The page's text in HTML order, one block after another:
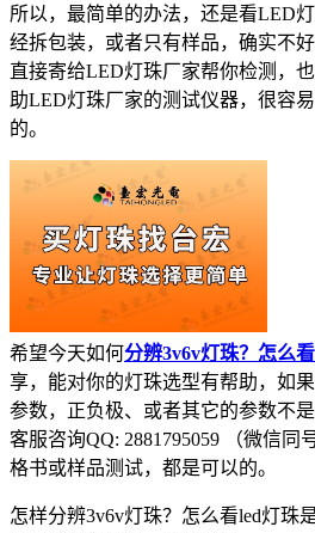
所以，最简单的办法，还是看LED
经拆包装，或者只有样品，确实不
直接寄给LED灯珠厂家帮你检测，
助LED灯珠厂家的测试仪器，很容
的。
希望今天如何分辨3v6v灯珠？怎么
享，能对你的灯珠选型有帮助，如果
参数，正负极、或者其它的参数不
客服咨询QQ: 2881795059 （微信同
格书或样品测试，都是可以的。
怎样分辨3v6v灯珠？怎么看led灯珠